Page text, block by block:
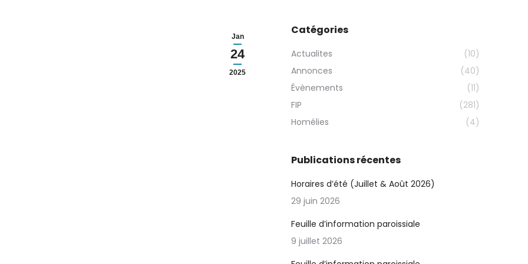
Jan
24
2025
Catégories
Actualites
(10)
Annonces
(40)
Évènements
(11)
FIP
(281)
Homélies
(4)
Publications récentes
Horaires d’été (Juillet & Août 2026)
29 juin 2026
Feuille d’information paroissiale
9 juillet 2026